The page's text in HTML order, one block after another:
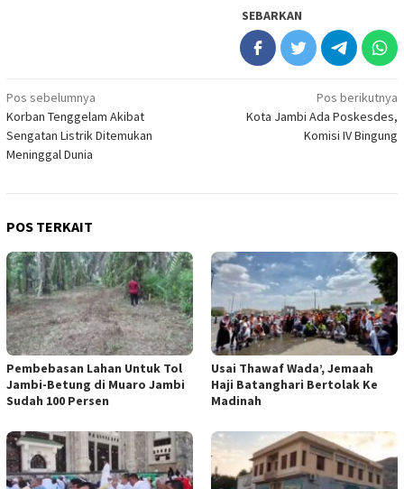
SEBARKAN
Navigasi
pos
Pos sebelumnya
Korban Tenggelam Akibat
Sengatan Listrik Ditemukan
Meninggal Dunia
Pos berikutnya
Kota Jambi Ada Poskesdes,
Komisi IV Bingung
POS TERKAIT
Pembebasan Lahan Untuk Tol
Jambi-Betung di Muaro Jambi
Sudah 100 Persen
Usai Thawaf Wada’, Jemaah
Haji Batanghari Bertolak Ke
Madinah